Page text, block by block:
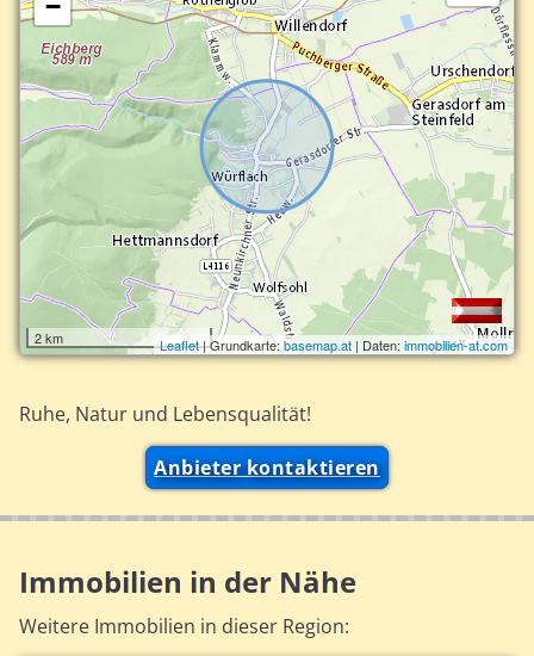
−
2 km Leaflet| Grundkarte:basemap.at| Daten: immobilien-at.com
Ruhe, Natur und Lebensqualität!
Anbieter kontaktieren
Immobilien in der Nähe
Weitere Immobilien in dieser Region: